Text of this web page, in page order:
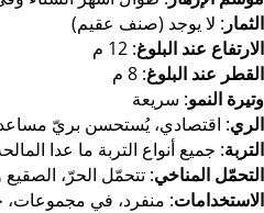
: لا يوجد (صنف عقيم)
عند البلوغ: 12 م
عند البلوغ: 8 م
النمو: سريعة
: اقتصادي، يُستحسن بريّ مساعد
: جميع أنواع التربة ما عدا المالحة
المناخي: تتحمّل الحرّ، الصقيع
: منفرد، في مجموعات،